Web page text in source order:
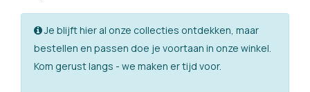
Je blijft hier al onze collecties ontdekken, maar
bestellen en passen doe je voortaan in onze winkel.
Kom gerust langs - we maken er tijd voor.